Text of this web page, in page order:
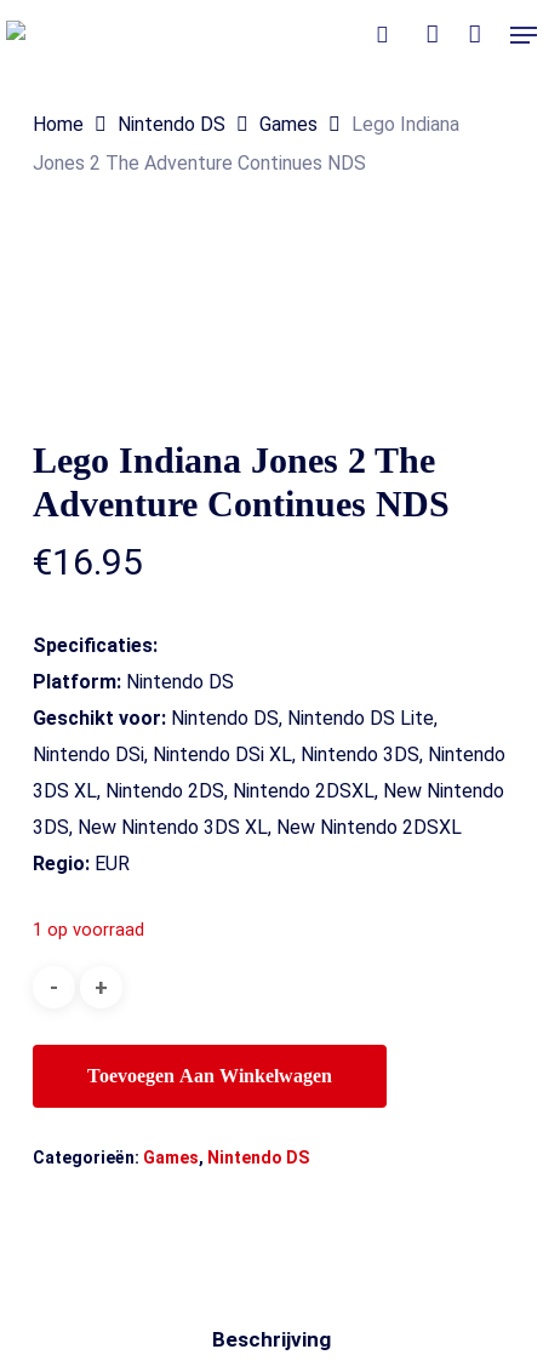
Skip
content
Home Nintendo DS Games
Lego Indiana
Jones 2 The Adventure Continues NDS
Lego Indiana Jones 2 The
Adventure Continues NDS
€16.95
Specificaties:
Platform:Nintendo DS
Geschikt voor:Nintendo DS, Nintendo DS Lite,
Nintendo DSi, Nintendo DSi XL, Nintendo 3DS, Nintendo
3DS XL, Nintendo 2DS, Nintendo 2DSXL, New Nintendo
3DS, New Nintendo 3DS XL, New Nintendo 2DSXL
Regio:EUR
1 op voorraad
Toevoegen Aan Winkelwagen
Categorieën: Games, Nintendo DS
Beschrijving